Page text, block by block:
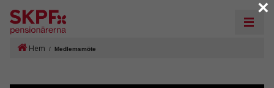
Hem / Medlemsmöte
×